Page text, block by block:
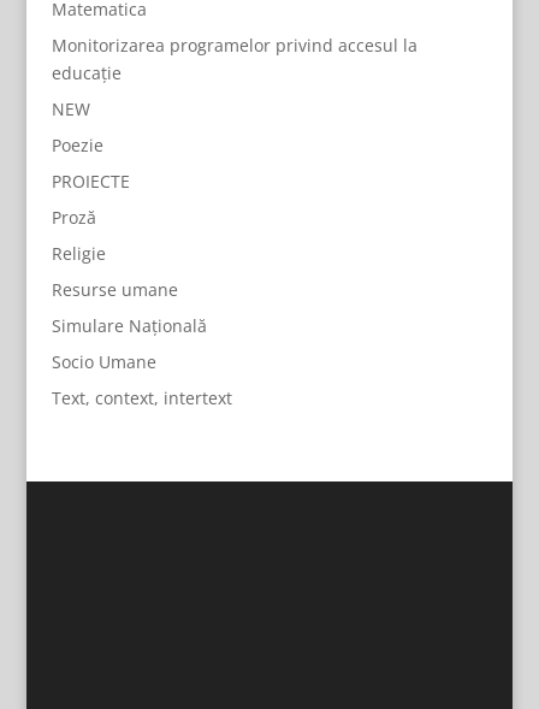
Matematica
Monitorizarea programelor privind accesul la
educație
NEW
Poezie
PROIECTE
Proză
Religie
Resurse umane
Simulare Națională
Socio Umane
Text, context, intertext